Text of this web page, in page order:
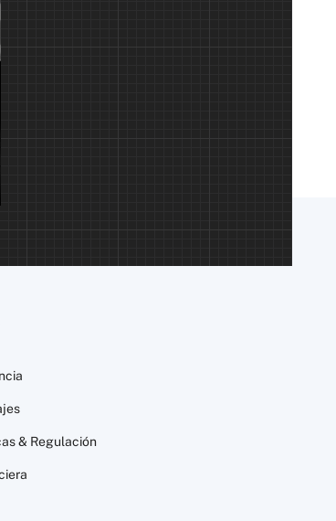
& Regulación